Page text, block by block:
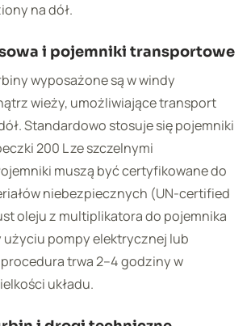
na dół.
i pojemniki transportowe
wyposażone są w windy
wieży, umożliwiające transport
Standardowo stosuje się pojemniki
200 L ze szczelnymi
muszą być certyfikowane do
niebezpiecznych (UN-certified
oleju z multiplikatora do pojemnika
użyciu pompy elektrycznej lub
trwa 2–4 godziny w
układu.